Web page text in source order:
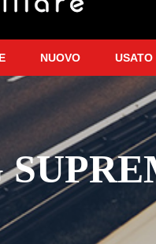
NUOVO USATO